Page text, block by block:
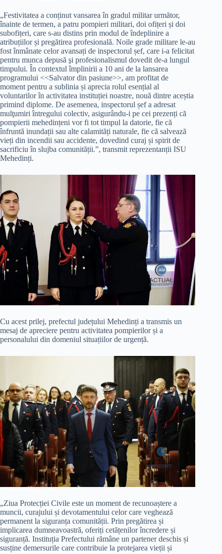
„Festivitatea a conținut vansarea în gradul militar următor,
înainte de termen, a patru pompieri militari, doi ofițeri și doi
subofițeri, care s-au distins prin modul de îndeplinire a
atribuțiilor și pregătirea profesională. Noile grade militare le-au
fost înmânate celor avansați de inspectorul șef, care i-a felicitat
pentru munca depusă şi profesionalismul dovedit de-a lungul
timpului. În contextul împlinirii a 10 ani de la lansarea
programului <<Salvator din pasiune>>, am profitat de
moment pentru a sublinia și aprecia rolul esențial al
voluntarilor în activitatea instituției noastre, nouă dintre aceștia
primind diplome. De asemenea, inspectorul șef a adresat
mulţumiri întregului colectiv, asigurându-i pe cei prezenți că
pompierii mehedințeni vor fi tot timpul la datorie, fie că
înfruntă inundații sau alte calamități naturale, fie că salvează
vieți din incendii sau accidente, dovedind curaj și spirit de
sacrificiu în slujba comunității.”, transmit reprezentanții ISU
Mehedinți.
Cu acest prilej, prefectul județului Mehedinți a transmis un
mesaj de apreciere pentru activitatea pompierilor și a
personalului din domeniul situațiilor de urgență.
„Ziua Protecției Civile este un moment de recunoaștere a
muncii, curajului și devotamentului celor care veghează
permanent la siguranța comunității. Prin pregătirea și
implicarea dumneavoastră, oferiți cetățenilor încredere și
siguranță. Instituția Prefectului rămâne un partener deschis și
susține demersurile care contribuie la protejarea vieții și